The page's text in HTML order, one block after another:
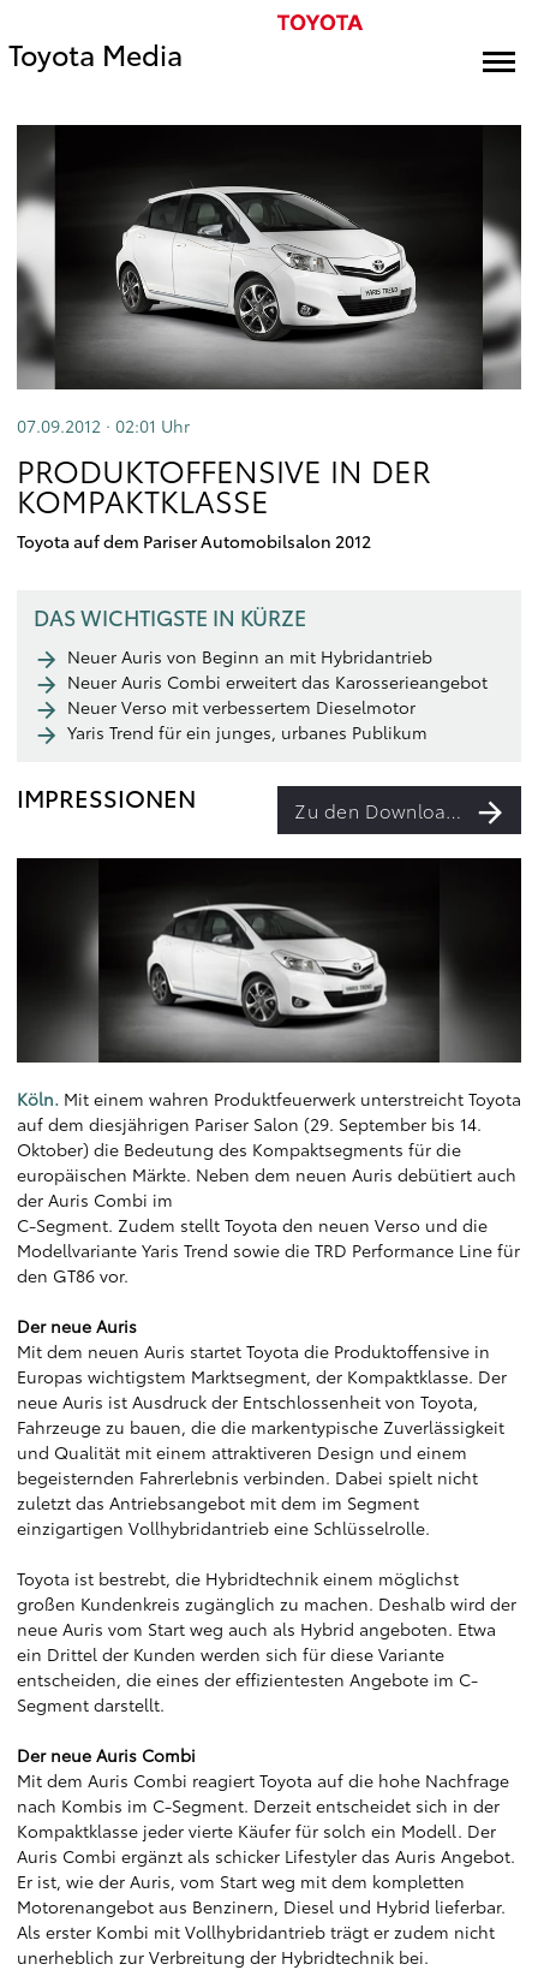
Toyota Media
07.09.2012 · 02:01 Uhr
PRODUKTOFFENSIVE IN DER
KOMPAKTKLASSE
Toyota auf dem Pariser Automobilsalon 2012
DAS WICHTIGSTE IN KÜRZE
Neuer Auris von Beginn an mit Hybridantrieb
Neuer Auris Combi erweitert das Karosserieangebot
Neuer Verso mit verbessertem Dieselmotor
Yaris Trend für ein junges, urbanes Publikum
IMPRESSIONEN Zu den Downloads
Köln. Mit einem wahren Produktfeuerwerk unterstreicht Toyota
auf dem diesjährigen Pariser Salon (29. September bis 14.
Oktober) die Bedeutung des Kompaktsegments für die
europäischen Märkte. Neben dem neuen Auris debütiert auch
der Auris Combi im
C-Segment. Zudem stellt Toyota den neuen Verso und die
Modellvariante Yaris Trend sowie die TRD Performance Line für
den GT86 vor.
Der neue Auris
Mit dem neuen Auris startet Toyota die Produktoffensive in
Europas wichtigstem Marktsegment, der Kompaktklasse. Der
neue Auris ist Ausdruck der Entschlossenheit von Toyota,
Fahrzeuge zu bauen, die die markentypische Zuverlässigkeit
und Qualität mit einem attraktiveren Design und einem
begeisternden Fahrerlebnis verbinden. Dabei spielt nicht
zuletzt das Antriebsangebot mit dem im Segment
einzigartigen Vollhybridantrieb eine Schlüsselrolle.
Toyota ist bestrebt, die Hybridtechnik einem möglichst
großen Kundenkreis zugänglich zu machen. Deshalb wird der
neue Auris vom Start weg auch als Hybrid angeboten. Etwa
ein Drittel der Kunden werden sich für diese Variante
entscheiden, die eines der effizientesten Angebote im C-
Segment darstellt.
Der neue Auris Combi
Mit dem Auris Combi reagiert Toyota auf die hohe Nachfrage
nach Kombis im C-Segment. Derzeit entscheidet sich in der
Kompaktklasse jeder vierte Käufer für solch ein Modell. Der
Auris Combi ergänzt als schicker Lifestyler das Auris Angebot.
Er ist, wie der Auris, vom Start weg mit dem kompletten
Motorenangebot aus Benzinern, Diesel und Hybrid lieferbar.
Als erster Kombi mit Vollhybridantrieb trägt er zudem nicht
unerheblich zur Verbreitung der Hybridtechnik bei.